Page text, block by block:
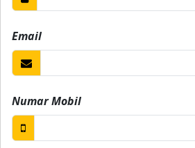
Email
Numar Mobil